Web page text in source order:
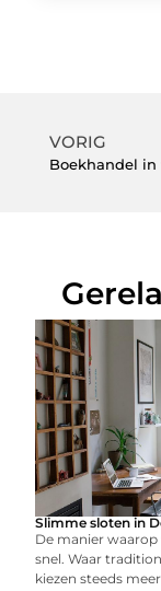
VORIG
Slimme sloten in
De manier
snel. Waar
kiezen steeds